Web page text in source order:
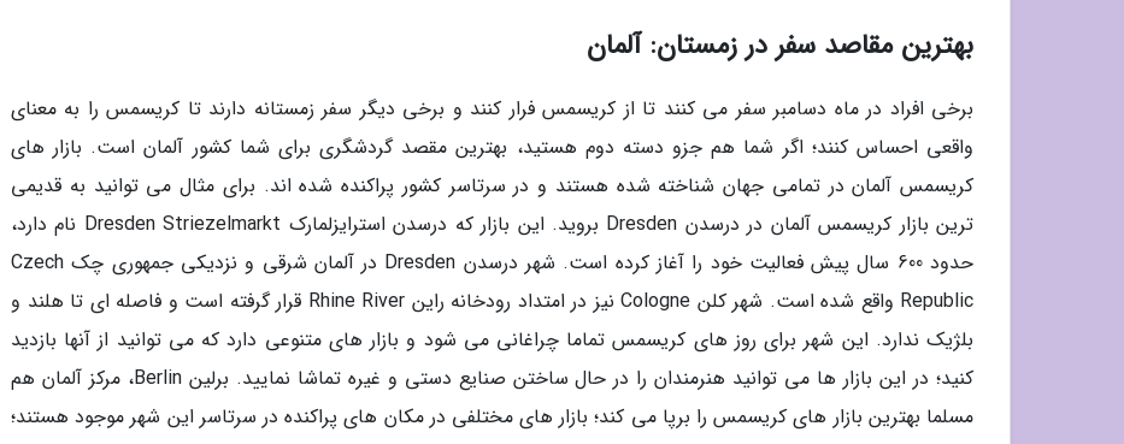
بهترین مقاصد سفر در زمستان: آلمان
برخی افراد در ماه دسامبر سفر می کنند تا از کریسمس فرار کنند و برخی دیگر سفر زمستانه دارند تا کریسمس را به معنای
واقعی احساس کنند؛ اگر شما هم جزو دسته دوم هستید، بهترین مقصد گردشگری برای شما کشور آلمان است. بازار های
کریسمس آلمان در تمامی جهان شناخته شده هستند و در سرتاسر کشور پراکنده شده اند. برای مثال می توانید به قدیمی
ترین بازار کریسمس آلمان در درسدن Dresden بروید. این بازار که درسدن استرایزلمارک Dresden Striezelmarkt نام دارد،
حدود 600 سال پیش فعالیت خود را آغاز کرده است. شهر درسدن Dresden در آلمان شرقی و نزدیکی جمهوری چک Czech
Republic واقع شده است. شهر کلن Cologne نیز در امتداد رودخانه راین Rhine River قرار گرفته است و فاصله ای تا هلند و
بلژیک ندارد. این شهر برای روز های کریسمس تماما چراغانی می شود و بازار های متنوعی دارد که می توانید از آنها بازدید
کنید؛ در این بازار ها می توانید هنرمندان را در حال ساختن صنایع دستی و غیره تماشا نمایید. برلین Berlin، مرکز آلمان هم
مسلما بهترین بازار های کریسمس را برپا می کند؛ بازار های مختلفی در مکان های پراکنده در سرتاسر این شهر موجود هستند؛